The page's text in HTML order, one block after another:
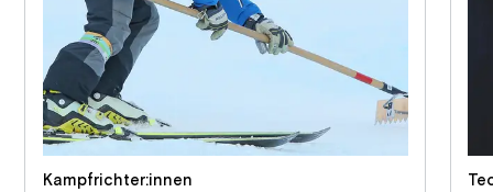
Kampfrichter:innen